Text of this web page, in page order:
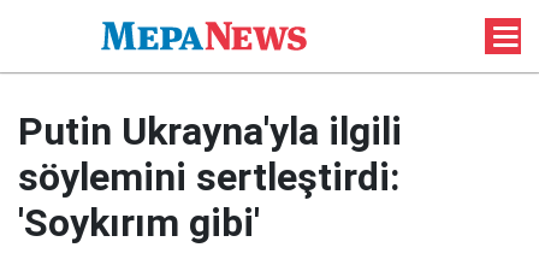
Putin Ukrayna'yla ilgili
söylemini sertleştirdi:
'Soykırım gibi'